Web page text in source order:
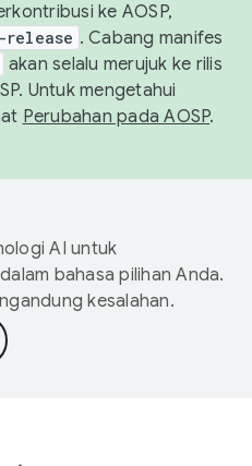
ke AOSP,
. Cabang manifes
akan selalu merujuk ke rilis
Untuk mengetahui
Perubahan pada AOSP.
AI untuk
bahasa pilihan Anda.
kesalahan.